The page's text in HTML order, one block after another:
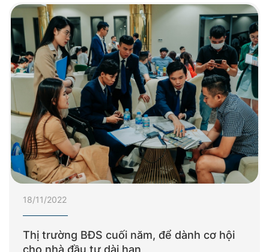
18/11/2022
Thị trường BĐS cuối năm, để dành cơ hội
cho nhà đầu tư dài hạn